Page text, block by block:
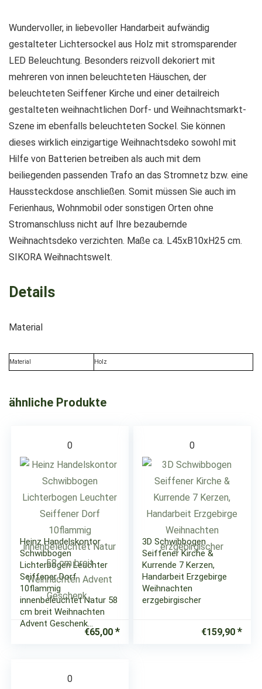
Wundervoller, in liebevoller Handarbeit aufwändig
gestalteter Lichtersockel aus Holz mit stromsparender
LED Beleuchtung. Besonders reizvoll dekoriert mit
mehreren von innen beleuchteten Häuschen, der
beleuchteten Seiffener Kirche und einer detailreich
gestalteten weihnachtlichen Dorf- und Weihnachtsmarkt-
Szene im ebenfalls beleuchteten Sockel. Sie können
dieses wirklich einzigartige Weihnachtsdeko sowohl mit
Hilfe von Batterien betreiben als auch mit dem
beiliegenden passenden Trafo an das Stromnetz bzw. eine
Haussteckdose anschließen. Somit müssen Sie auch im
Ferienhaus, Wohnmobil oder sonstigen Orten ohne
Stromanschluss nicht auf Ihre bezaubernde
Weihnachtsdeko verzichten. Maße ca. L45xB10xH25 cm.
SIKORA Weihnachtswelt.
Details
Material
Material Holz
ähnliche Produkte
0
Heinz Handelskontor
Schwibbogen
Lichterbogen Leuchter
Seiffener Dorf
10flammig
innenbeleuchtet Natur 58
cm breit Weihnachten
Advent Geschenk…
€65,00
0
3D Schwibbogen
Seiffener Kirche &
Kurrende 7 Kerzen,
Handarbeit Erzgebirge
Weihnachten
erzgebirgischer
€159,90
0